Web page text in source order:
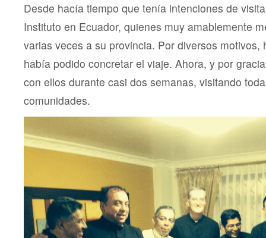
Desde hacía tiempo que tenía intenciones de
Instituto en Ecuador, quienes muy amablemente
varias veces a su provincia. Por diversos motivos,
había podido concretar el viaje. Ahora, y por
con ellos durante casi dos semanas, visitando
comunidades.